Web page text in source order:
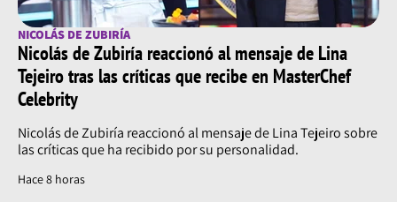
NICOLÁS DE ZUBIRÍA
Nicolás de Zubiría reaccionó al mensaje de Lina
Tejeiro tras las críticas que recibe en MasterChef
Celebrity
Nicolás de Zubiría reaccionó al mensaje de Lina Tejeiro sobre
las críticas que ha recibido por su personalidad.
Hace 8 horas